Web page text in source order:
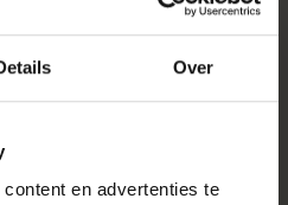
Over
en advertenties te
BEKEKEN